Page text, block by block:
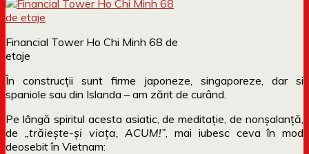
Financial Tower Ho Chi Minh 68 de
etaje
În construcții sunt firme japoneze, singaporeze, dar si
spaniole sau din Islanda – am zărit de curând.
Pe lângă spiritul acesta asiatic, de meditație, de nonșalanță,
de
„trăiește-și viața, ACUM!” , mai iubesc ceva în mod
deosebit în Vietnam: